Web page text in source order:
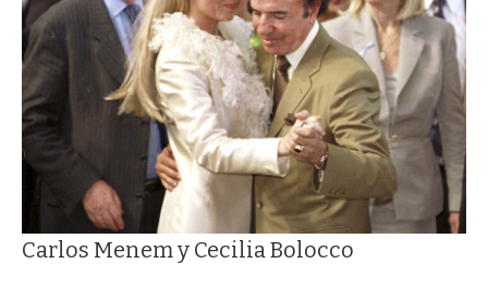
Carlos Menem y Cecilia Bolocco